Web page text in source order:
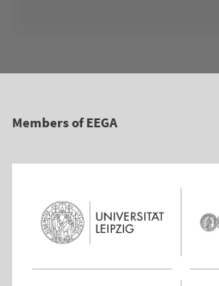
Members of EEGA